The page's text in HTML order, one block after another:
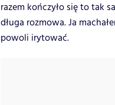
razem kończyło się to tak
długa rozmowa. Ja
powoli irytować.